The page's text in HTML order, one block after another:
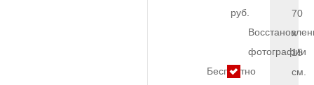
руб.
фотографии
Бесплатно
70
x
15
см.